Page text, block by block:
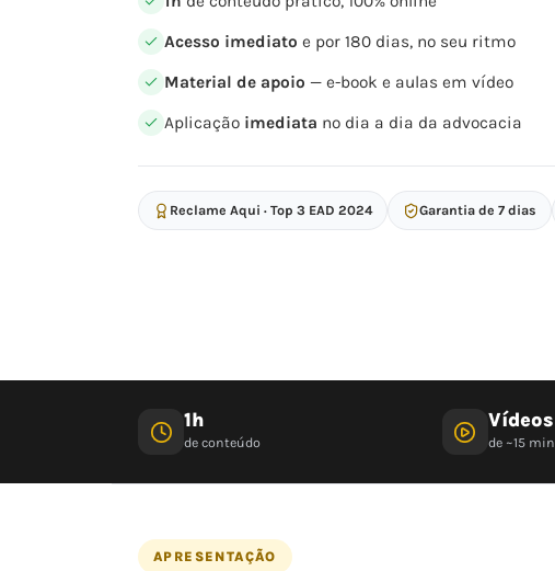
Acesso imediato e por 180 dias, no seu ritmo
Material de apoio — e-book e aulas em vídeo
Aplicação imediata no dia a dia da advocacia
Reclame Aqui · Top 3 EAD 2024 Garantia de 7 dias
1h
de conteúdo
Vídeos
de ~15 min
APRESENTAÇÃO